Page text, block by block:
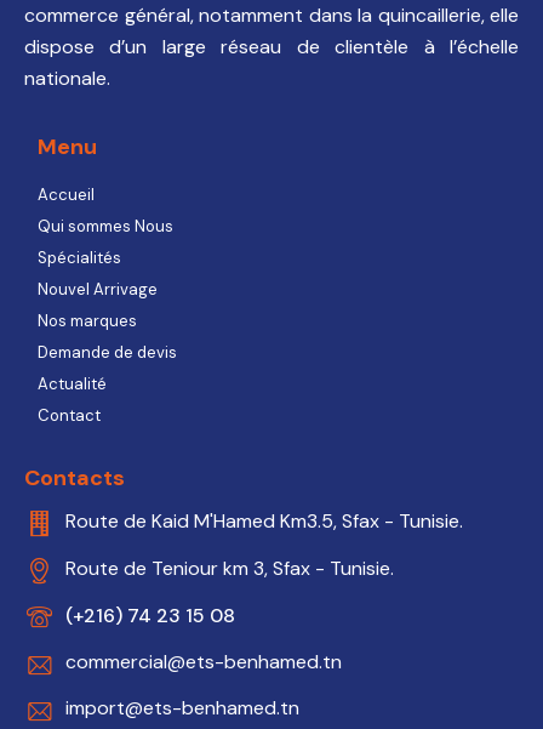
commerce général, notamment dans la quincaillerie, elle
dispose d’un large réseau de clientèle à l’échelle
nationale.
Menu
Accueil
Qui sommes Nous
Spécialités
Nouvel Arrivage
Nos marques
Demande de devis
Actualité
Contact
Contacts
Route de Kaid M'Hamed Km3.5, Sfax - Tunisie.
Route de Teniour km 3, Sfax - Tunisie.
(+216) 74 23 15 08
commercial@ets-benhamed.tn
import@ets-benhamed.tn